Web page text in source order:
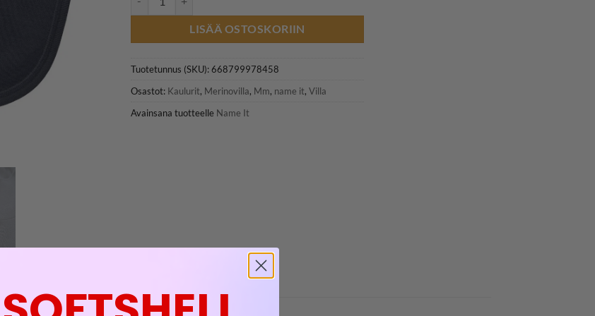
LISÄÄ OSTOSKORIIN
Tuotetunnus (SKU):668799978458
Osastot: Kaulurit, Merinovilla, Mm, name it, Villa
Avainsana tuotteelle Name It